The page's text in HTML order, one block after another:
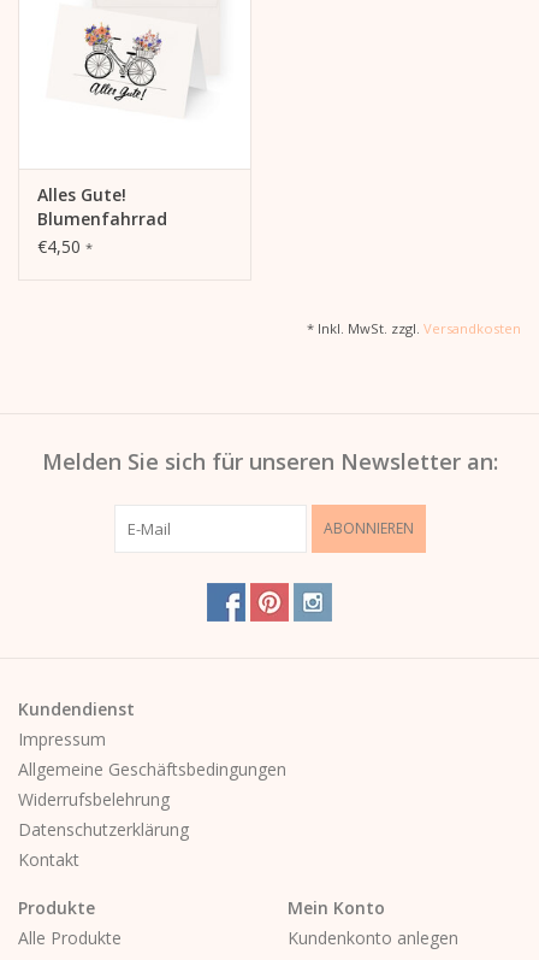
Alles Gute!
Blumenfahrrad
€4,50 *
* Inkl. MwSt. zzgl. Versandkosten
Melden Sie sich für unseren Newsletter an:
ABONNIEREN
Kundendienst
Impressum
Allgemeine Geschäftsbedingungen
Widerrufsbelehrung
Datenschutzerklärung
Kontakt
Produkte
Alle Produkte
Mein Konto
Kundenkonto anlegen